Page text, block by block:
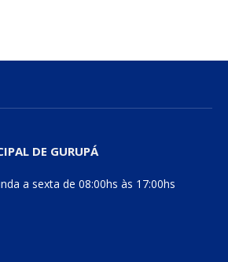
DE GURUPÁ
a sexta de 08:00hs às 17:00hs